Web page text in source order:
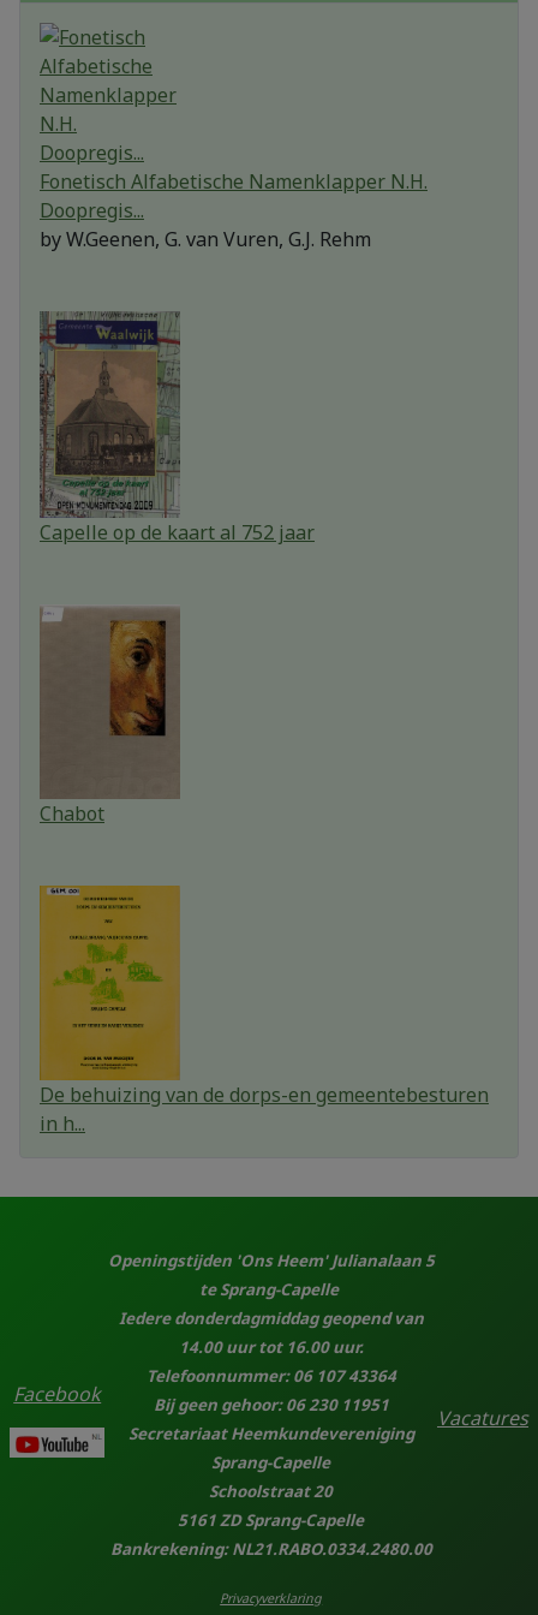
Fonetisch Alfabetische Namenklapper N.H.
Doopregis...
byW.Geenen, G. van Vuren, G.J. Rehm
Capelle op de kaart al 752 jaar
Chabot
De behuizing van de dorps-en gemeentebesturen
in h...
Facebook
Openingstijden 'Ons Heem' Julianalaan 5
te Sprang-Capelle
Iedere donderdagmiddag geopend van
14.00 uur tot 16.00 uur.
Telefoonnummer: 06 107 43364
Bij geen gehoor: 06 230 11951
Secretariaat Heemkundevereniging
Sprang-Capelle
Schoolstraat 20
5161 ZD Sprang-Capelle
Bankrekening: NL21.RABO.0334.2480.00
Privacyverklaring
Vacatures